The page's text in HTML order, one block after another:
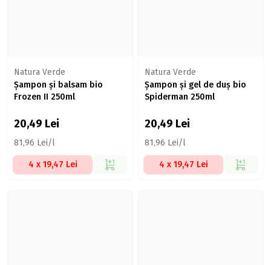
Natura Verde
Șampon și balsam bio
Frozen II 250ml
20,49 Lei
81,96 Lei/l
4 x 19,47 Lei
Natura Verde
Șampon și gel de duș bio
Spiderman 250ml
20,49 Lei
81,96 Lei/l
4 x 19,47 Lei